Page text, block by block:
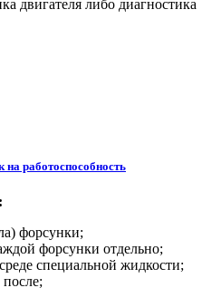
двигателя либо диагностика
работоспособность
форсунки;
форсунки отдельно;
специальной жидкости;